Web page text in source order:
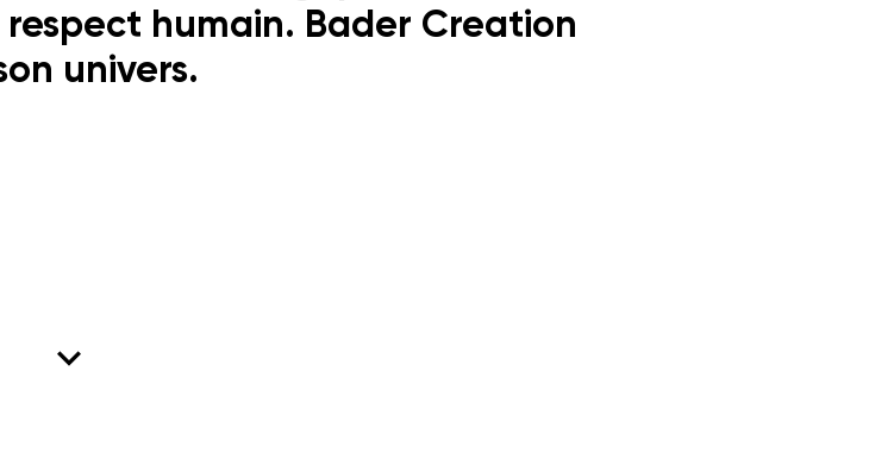
humain. Bader Creation
univers.
keyboard_arrow_down